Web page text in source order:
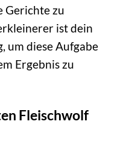
Gerichte zu
ist dein
um diese Aufgabe
Ergebnis zu
Fleischwolf